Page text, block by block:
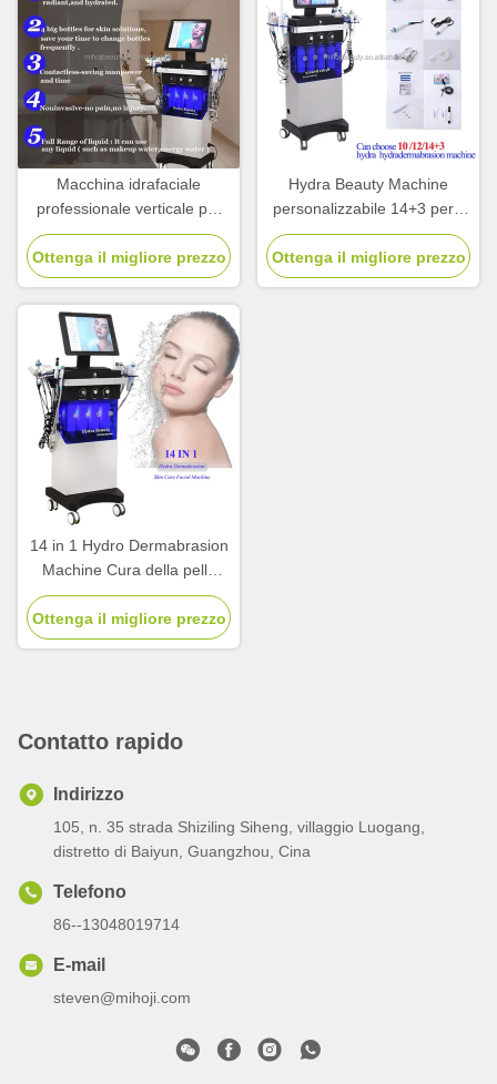
Macchina idrafaciale
professionale verticale per
pulizia profonda 14+3
Ottenga il migliore prezzo
Hydra Beauty Machine
personalizzabile 14+3 per il
trattamento dell'acne
Ottenga il migliore prezzo
14 in 1 Hydro Dermabrasion
Machine Cura della pelle
Hydro Facial Machine
Ottenga il migliore prezzo
Contatto rapido
Indirizzo
105, n. 35 strada Shiziling Siheng, villaggio Luogang,
distretto di Baiyun, Guangzhou, Cina
Telefono
86--13048019714
E-mail
steven@mihoji.com